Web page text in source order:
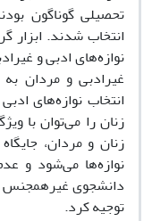
تحصیلی گوناگون
انتخاب شدند. ابزار
نوازه‌های ادبی و
غیرادبی و مردان
انتخاب نوازه‌های
زنان را می‌توان با
زنان و مردان،
نوازه‌ها می‌شود و
دانشجوی غیرهمجنس
توجیه کرد.